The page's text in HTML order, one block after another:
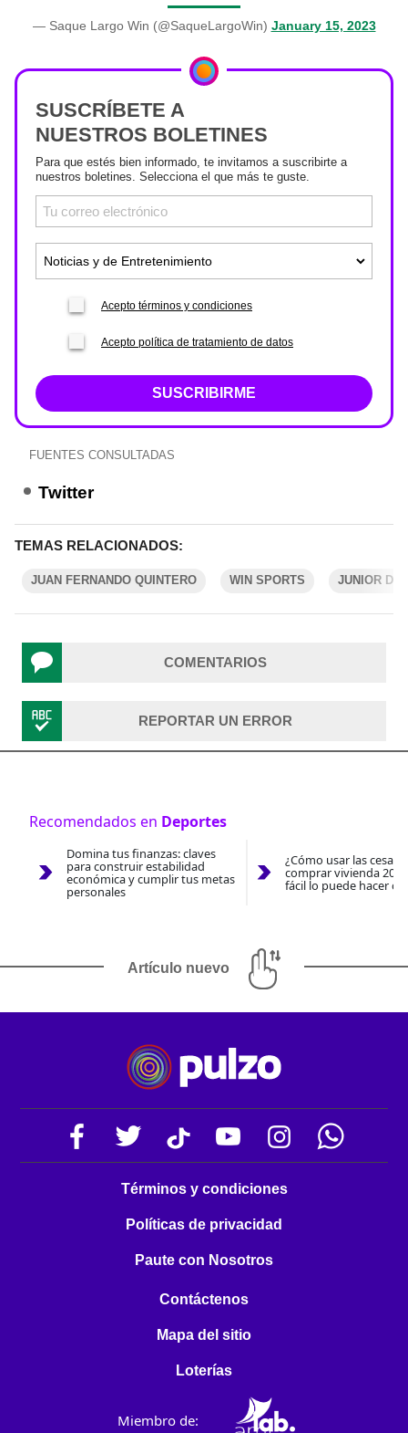
— Saque Largo Win (@SaqueLargoWin) January 15, 2023
SUSCRÍBETE A
NUESTROS BOLETINES
Para que estés bien informado, te invitamos a suscribirte a
nuestros boletines. Selecciona el que más te guste.
Acepto términos y condiciones
Acepto política de tratamiento de datos
SUSCRIBIRME
FUENTES CONSULTADAS
Twitter
TEMAS RELACIONADOS:
JUAN FERNANDO QUINTERO WIN SPORTS JUNIOR DE
COMENTARIOS
REPORTAR UN ERROR
Recomendados en Deportes
Domina tus finanzas: claves
para construir estabilidad
económica y cumplir tus metas
personales
¿Cómo usar las
comprar vivienda
fácil lo puede hacer
Artículo nuevo
Términos y condiciones
Políticas de privacidad
Paute con Nosotros
Contáctenos
Mapa del sitio
Loterías
Miembro de: